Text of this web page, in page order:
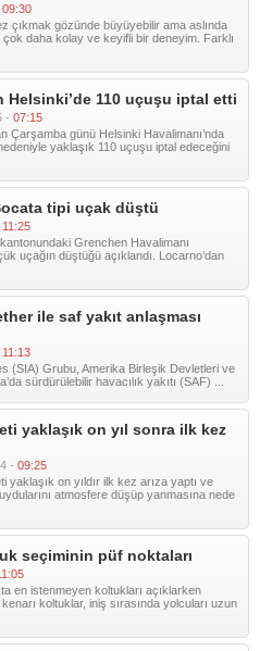
09:30
çıkmak gözünde büyüyebilir ama aslında
daha kolay ve keyifli bir deneyim. Farklı
Helsinki’de 110 uçuşu iptal etti
- 07:15
Çarşamba günü Helsinki Havalimanı’nda
yaklaşık 110 uçuşu iptal edeceğini
tipi uçak düştü
11:25
Grenchen Havalimanı
uçağın düştüğü açıklandı. Locarno’dan
ile saf yakıt anlaşması
11:13
(SIA) Grubu, Amerika Birleşik Devletleri ve
sürdürülebilir havacılık yakıtı (SAF) ...
yaklaşık on yıl sonra ilk kez
- 09:25
yaklaşık on yıldır ilk kez arıza yaptı ve
atmosfere düşüp yanmasına nede
seçiminin püf noktaları
en istenmeyen koltukları açıklarken
koltuklar, iniş sırasında yolcuları uzun